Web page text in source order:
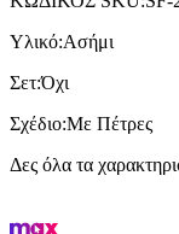
Υλικό:Ασήμι
Σετ:Όχι
Σχέδιο:Με Πέτρες
Δες όλα τα